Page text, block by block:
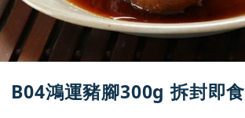
B04鴻運豬腳300g 拆封即食